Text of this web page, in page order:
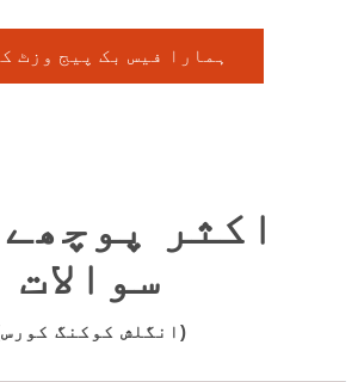
ہمارا فیس بک پیج وزٹ
اکثر
سوالات
(انگلش کوکنگ